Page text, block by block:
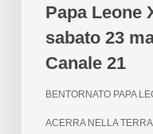
Papa Leone
sabato 23
Canale 21
BENTORNATO PAPA
ACERRA NELLA